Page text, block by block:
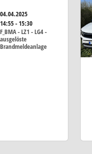
04.04.2025
14:55 - 15:30
F_BMA - LZ1 - LG4 -
ausgelöste
Brandmeldeanlage